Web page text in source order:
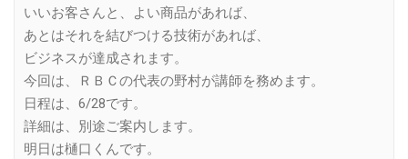
いいお客さんと、よい商品があれば、
あとはそれを結びつける技術があれば、
ビジネスが達成されます。
今回は、ＲＢＣの代表の野村が講師を務めます。
日程は、6/28です。
詳細は、別途ご案内します。
明日は樋口くんです。